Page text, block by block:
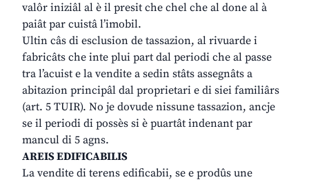
valôr iniziâl al è il presit che chel che al done al à
paiât par cuistâ l’imobil.
Ultin câs di esclusion de tassazion, al rivuarde i
fabricâts che inte plui part dal periodi che al passe
tra l’acuist e la vendite a sedin stâts assegnâts a
abitazion principâl dal proprietari e di siei familiârs
(art. 5 TUIR). No je dovude nissune tassazion, ancje
se il periodi di possès si è puartât indenant par
mancul di 5 agns.
AREIS EDIFICABILIS
La vendite di terens edificabii, se e prodûs une